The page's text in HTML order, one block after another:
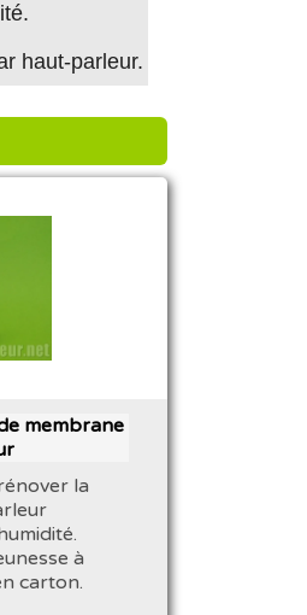
haut-parleur.
membrane
la
à
carton.